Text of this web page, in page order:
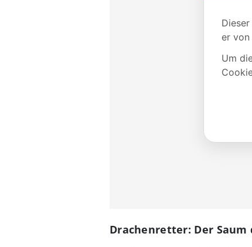
Drachenretter: Der Saum